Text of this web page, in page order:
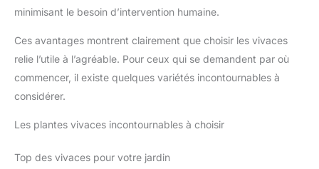
minimisant le besoin d’intervention humaine.
Ces avantages montrent clairement que choisir les vivaces
relie l’utile à l’agréable. Pour ceux qui se demandent par où
commencer, il existe quelques variétés incontournables à
considérer.
Les plantes vivaces incontournables à choisir
Top des vivaces pour votre jardin